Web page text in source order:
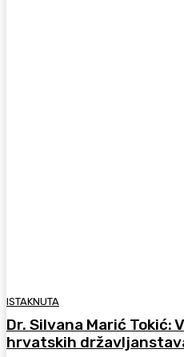
ISTAKNUTA
Dr. Silvana Marić Tokić:
hrvatskih